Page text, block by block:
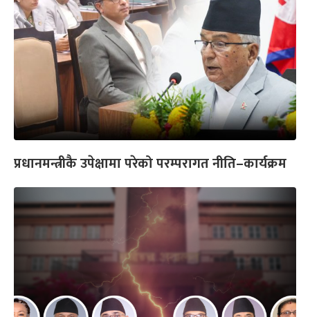
प्रधानमन्त्रीकै उपेक्षामा परेको परम्परागत नीति–कार्यक्रम